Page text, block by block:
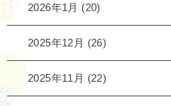
2026年1月 (20)
2025年12月 (26)
2025年11月 (22)